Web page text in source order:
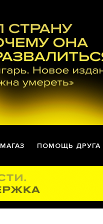
МАГАЗ ПОМОЩЬ ДРУГА